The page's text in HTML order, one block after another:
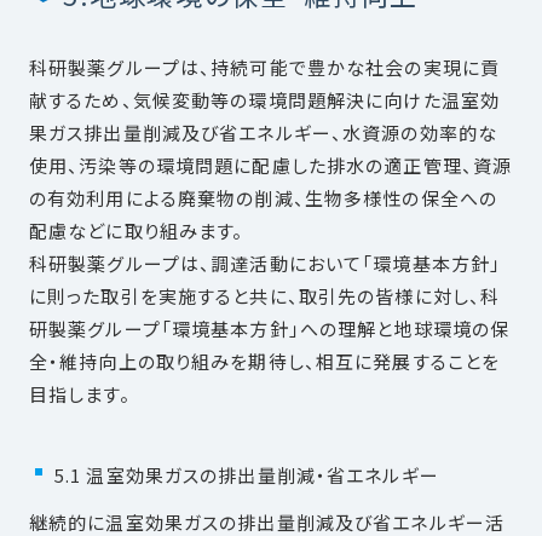
科研製薬グループは、持続可能で豊かな社会の実現に貢
献するため、気候変動等の環境問題解決に向けた温室効
果ガス排出量削減及び省エネルギー、水資源の効率的な
使用、汚染等の環境問題に配慮した排水の適正管理、資源
の有効利用による廃棄物の削減、生物多様性の保全への
配慮などに取り組みます。
科研製薬グループは、調達活動において「環境基本方針」
に則った取引を実施すると共に、取引先の皆様に対し、科
研製薬グループ「環境基本方針」への理解と地球環境の保
全・維持向上の取り組みを期待し、相互に発展することを
目指します。
5.1 温室効果ガスの排出量削減・省エネルギー
継続的に温室効果ガスの排出量削減及び省エネルギー活